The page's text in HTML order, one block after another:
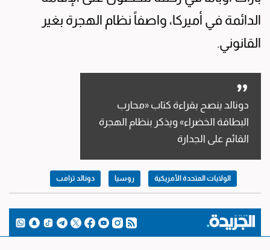
الدائمة في أميركا، واصفاً نظام الهجرة بغير
القانوني.
دونالد ينصح بقراءة كتاب «محارب
البطاقة الخضراء» ويذكر بنظام الهجرة
القائم على الجدارة
الولايات المتحدة الأمريكية روسيا دونالد ترامب